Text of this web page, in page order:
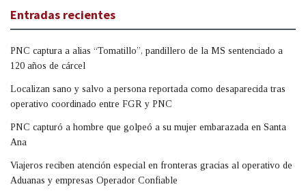
Entradas recientes
PNC captura a alias “Tomatillo”, pandillero de la MS sentenciado a
120 años de cárcel
Localizan sano y salvo a persona reportada como desaparecida tras
operativo coordinado entre FGR y PNC
PNC capturó a hombre que golpeó a su mujer embarazada en Santa
Ana
Viajeros reciben atención especial en fronteras gracias al operativo de
Aduanas y empresas Operador Confiable